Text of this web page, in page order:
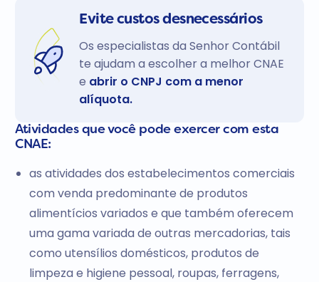
Evite custos desnecessários
Os especialistas da Senhor Contábil
te ajudam a escolher a melhor CNAE
e abrir o CNPJ com a menor
alíquota.
Atividades que você pode exercer com esta
CNAE:
as atividades dos estabelecimentos comerciais
com venda predominante de produtos
alimentícios variados e que também oferecem
uma gama variada de outras mercadorias, tais
como utensílios domésticos, produtos de
limpeza e higiene pessoal, roupas, ferragens,